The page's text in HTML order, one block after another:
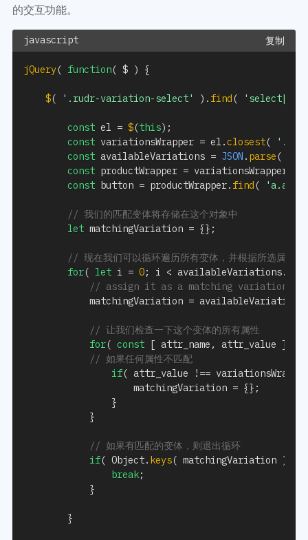
的交互功能。
复制
jQuery( function( $ ) {
$( '.rudr-variation-select' ) . find(
const el = $(this) ;
const variationsWrapper = el .closest(
const availableVariations = JSON . parse(
const productWrapper = variationsWrapper
const button = productWrapper. find(
// 我们的匹配变体将存储在这个对象中
let matchingVariation = {} ;
// 现在我们可以循环遍历所有变体，并根据所选属性进
for( let i = 0; i < availableVariations.
// assign it as a matching variation in
			matchingVariation
= availableVariations
// 让我们检查一下这个变体的所有属性
for( const [ attr_name , attr_value ]
// 如果任何属性不匹配
if( attr_value !==
					matchingVariation
= {} ;
}
}
// 如果有匹配的变体，则退出循环
if( Object. keys( matchingVariation )
break;
}
}